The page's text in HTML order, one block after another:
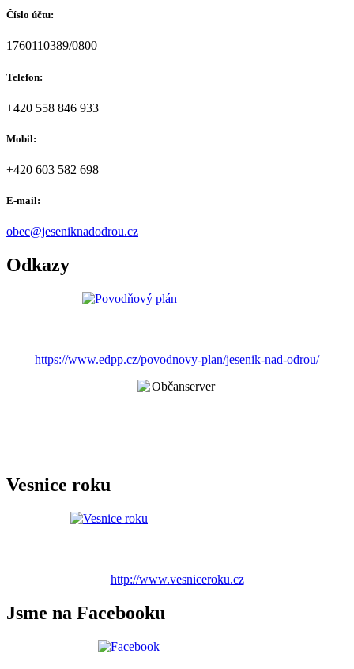
Číslo účtu:
1760110389/0800
Telefon:
+420 558 846 933
Mobil:
+420 603 582 698
E-mail:
obec@jeseniknadodrou.cz
Odkazy
https://www.edpp.cz/povodnovy-plan/jesenik-nad-odrou/
Vesnice roku
http://www.vesniceroku.cz
Jsme na Facebooku